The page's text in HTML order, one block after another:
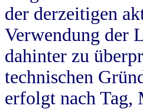
der derzeitigen
Verwendung der
dahinter zu
technischen
erfolgt nach Tag,